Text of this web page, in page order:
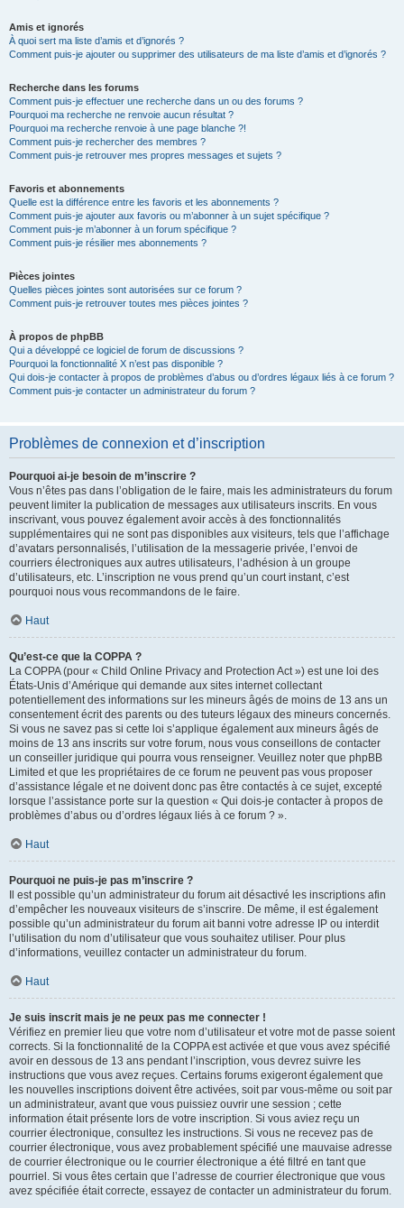
Amis et ignorés
À quoi sert ma liste d’amis et d’ignorés ?
Comment puis-je ajouter ou supprimer des utilisateurs de ma liste d’amis et d’ignorés ?
Recherche dans les forums
Comment puis-je effectuer une recherche dans un ou des forums ?
Pourquoi ma recherche ne renvoie aucun résultat ?
Pourquoi ma recherche renvoie à une page blanche ?!
Comment puis-je rechercher des membres ?
Comment puis-je retrouver mes propres messages et sujets ?
Favoris et abonnements
Quelle est la différence entre les favoris et les abonnements ?
Comment puis-je ajouter aux favoris ou m’abonner à un sujet spécifique ?
Comment puis-je m’abonner à un forum spécifique ?
Comment puis-je résilier mes abonnements ?
Pièces jointes
Quelles pièces jointes sont autorisées sur ce forum ?
Comment puis-je retrouver toutes mes pièces jointes ?
À propos de phpBB
Qui a développé ce logiciel de forum de discussions ?
Pourquoi la fonctionnalité X n’est pas disponible ?
Qui dois-je contacter à propos de problèmes d’abus ou d’ordres légaux liés à ce forum ?
Comment puis-je contacter un administrateur du forum ?
Problèmes de connexion et d’inscription
Pourquoi ai-je besoin de m’inscrire ?
Vous n’êtes pas dans l’obligation de le faire, mais les administrateurs du forum
peuvent limiter la publication de messages aux utilisateurs inscrits. En vous
inscrivant, vous pouvez également avoir accès à des fonctionnalités
supplémentaires qui ne sont pas disponibles aux visiteurs, tels que l’affichage
d’avatars personnalisés, l’utilisation de la messagerie privée, l’envoi de
courriers électroniques aux autres utilisateurs, l’adhésion à un groupe
d’utilisateurs, etc. L’inscription ne vous prend qu’un court instant, c’est
pourquoi nous vous recommandons de le faire.
Haut
Qu’est-ce que la COPPA ?
La COPPA (pour « Child Online Privacy and Protection Act ») est une loi des
États-Unis d’Amérique qui demande aux sites internet collectant
potentiellement des informations sur les mineurs âgés de moins de 13 ans un
consentement écrit des parents ou des tuteurs légaux des mineurs concernés.
Si vous ne savez pas si cette loi s’applique également aux mineurs âgés de
moins de 13 ans inscrits sur votre forum, nous vous conseillons de contacter
un conseiller juridique qui pourra vous renseigner. Veuillez noter que phpBB
Limited et que les propriétaires de ce forum ne peuvent pas vous proposer
d’assistance légale et ne doivent donc pas être contactés à ce sujet, excepté
lorsque l’assistance porte sur la question « Qui dois-je contacter à propos de
problèmes d’abus ou d’ordres légaux liés à ce forum ? ».
Haut
Pourquoi ne puis-je pas m’inscrire ?
Il est possible qu’un administrateur du forum ait désactivé les inscriptions afin
d’empêcher les nouveaux visiteurs de s’inscrire. De même, il est également
possible qu’un administrateur du forum ait banni votre adresse IP ou interdit
l’utilisation du nom d’utilisateur que vous souhaitez utiliser. Pour plus
d’informations, veuillez contacter un administrateur du forum.
Haut
Je suis inscrit mais je ne peux pas me connecter !
Vérifiez en premier lieu que votre nom d’utilisateur et votre mot de passe soient
corrects. Si la fonctionnalité de la COPPA est activée et que vous avez spécifié
avoir en dessous de 13 ans pendant l’inscription, vous devrez suivre les
instructions que vous avez reçues. Certains forums exigeront également que
les nouvelles inscriptions doivent être activées, soit par vous-même ou soit par
un administrateur, avant que vous puissiez ouvrir une session ; cette
information était présente lors de votre inscription. Si vous aviez reçu un
courrier électronique, consultez les instructions. Si vous ne recevez pas de
courrier électronique, vous avez probablement spécifié une mauvaise adresse
de courrier électronique ou le courrier électronique a été filtré en tant que
pourriel. Si vous êtes certain que l’adresse de courrier électronique que vous
avez spécifiée était correcte, essayez de contacter un administrateur du forum.